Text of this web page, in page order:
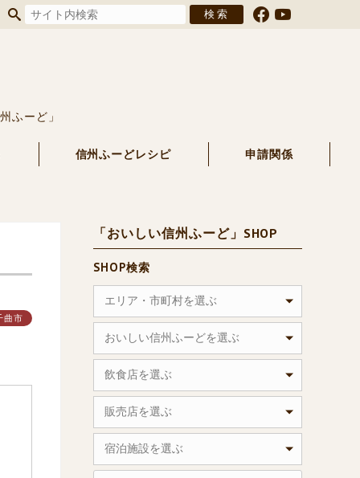
ふーど」
信州ふーどレシピ 申請関係
曲市
「おいしい信州ふーど」SHOP
SHOP検索
エリア・市町村を選ぶ
おいしい信州ふーどを選ぶ
飲食店を選ぶ
販売店を選ぶ
宿泊施設を選ぶ